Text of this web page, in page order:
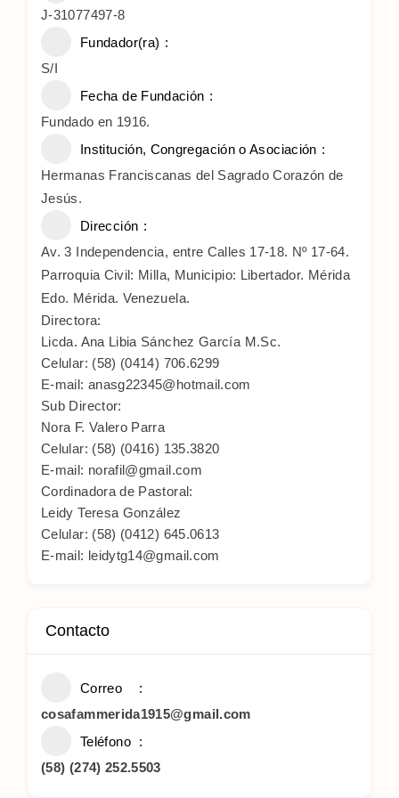
J-31077497-8
Fundador(ra)
S/I
Fecha de Fundación
Fundado en 1916.
Institución, Congregación o Asociación
Hermanas Franciscanas del Sagrado Corazón de
Jesús.
Dirección
Av. 3 Independencia, entre Calles 17-18. Nº 17-64.
Parroquia Civil: Milla, Municipio: Libertador. Mérida
Edo. Mérida. Venezuela.
Directora:
Licda. Ana Libia Sánchez García M.Sc.
Celular: (58) (0414) 706.6299
E-mail: anasg22345@hotmail.com
Sub Director:
Nora F. Valero Parra
Celular: (58) (0416) 135.3820
E-mail: norafil@gmail.com
Cordinadora de Pastoral:
Leidy Teresa González
Celular: (58) (0412) 645.0613
E-mail: leidytg14@gmail.com
Contacto
Correo
cosafammerida1915@gmail.com
Teléfono
(58) (274) 252.5503